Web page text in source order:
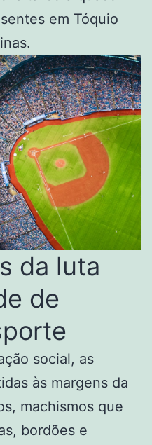
em Tóquio
da luta
de
social, as
às margens da
machismos que
bordões e